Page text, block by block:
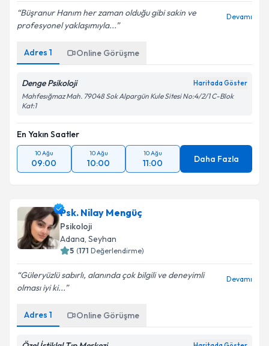
Kişisel verilerimin işlenmesine ilişkinAydınlatma
Metni'ni okudum ve kişisel verilerimin belirtilen
Takvim Talebini Gönder
Büşranur Hanım her zaman olduğu gibi sakin ve
profesyonel yaklaşımıyla...
Devamı
Adres 1 Online Görüşme
Denge Psikoloji Haritada Göster
Mahfesığmaz Mah. 79048 Sok Alpargün Kule Sitesi No:4/2/1 C-Blok
Kat:1
En Yakın Saatler
10 Ağu
09:00
10 Ağu
10:00
10 Ağu
11:00 Daha Fazla
Psk. Nilay Mengüç
Psikoloji
Adana, Seyhan
5 (171 Değerlendirme)
Güleryüzlü sabırlı, alanında çok bilgili ve deneyimli
olması iyi ki...
Devamı
Adres 1 Online Görüşme